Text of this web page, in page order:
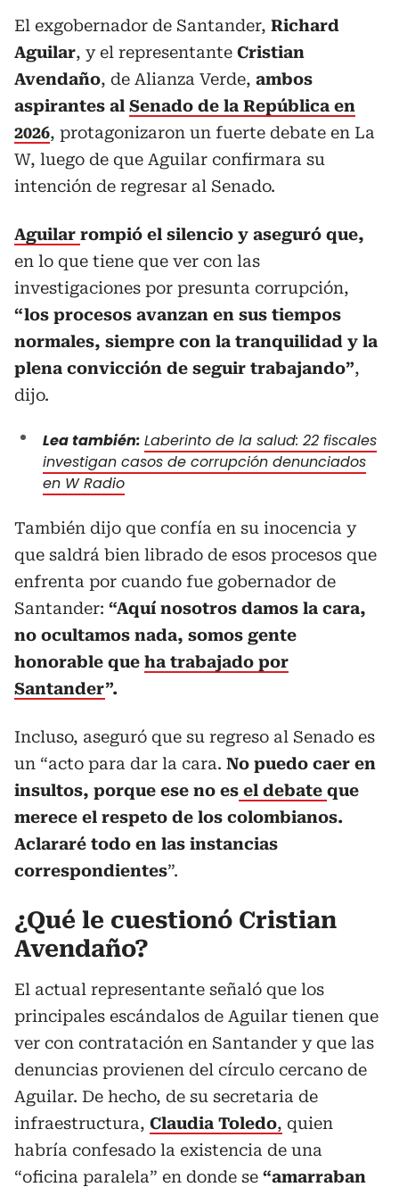
El exgobernador de Santander, Richard
Aguilar, y el representante Cristian
Avendaño, de Alianza Verde, ambos
aspirantes al Senado de la República en
2026, protagonizaron un fuerte debate en La
W, luego de que Aguilar confirmara su
intención de regresar al Senado.
Aguilar rompió el silencio y aseguró que,
en lo que tiene que ver con las
investigaciones por presunta corrupción,
“los procesos avanzan en sus tiempos
normales, siempre con la tranquilidad y la
plena convicción de seguir trabajando”,
dijo.
Lea también: Laberinto de la salud: 22 fiscales
investigan casos de corrupción denunciados
en W Radio
También dijo que confía en su inocencia y
que saldrá bien librado de esos procesos que
enfrenta por cuando fue gobernador de
Santander: “Aquí nosotros damos la cara,
no ocultamos nada, somos gente
honorable que ha trabajado por
Santander”.
Incluso, aseguró que su regreso al Senado es
un “acto para dar la cara. No puedo caer en
insultos, porque ese no es el debate que
merece el respeto de los colombianos.
Aclararé todo en las instancias
correspondientes”.
¿Qué le cuestionó Cristian
Avendaño?
El actual representante señaló que los
principales escándalos de Aguilar tienen que
ver con contratación en Santander y que las
denuncias provienen del círculo cercano de
Aguilar. De hecho, de su secretaria de
infraestructura, Claudia Toledo, quien
habría confesado la existencia de una
“oficina paralela” en donde se “amarraban